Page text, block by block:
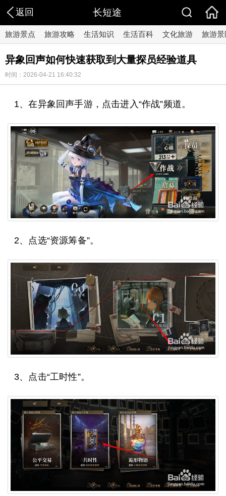
返回 长短途
旅游景点 旅游攻略 生活知识 生活百科 文化旅游 旅游景
异象回声如何快速获取到大量探员经验道具
时间：2026-04-21 16:40:32
1、在异象回声手游，点击进入“作战”频道。
2、点选“资源筹备”。
3、点击“工时性”。